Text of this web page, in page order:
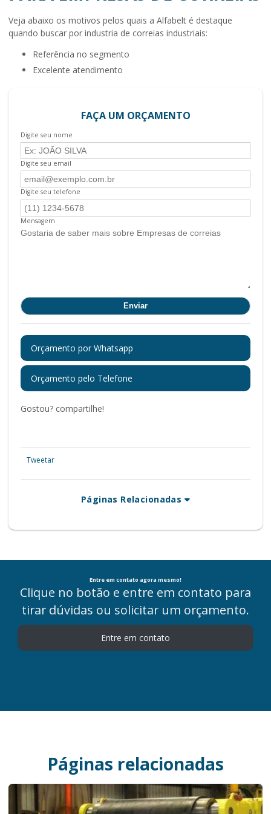
Veja abaixo os motivos pelos quais a Alfabelt é destaque
quando buscar por industria de correias industriais:
referência no segmento
excelente atendimento
FAÇA UM ORÇAMENTO
Digite seu nome
Digite seu email
Digite seu telefone
Mensagem
Orçamento por Whatsapp
Orçamento pelo Telefone
Gostou? compartilhe!
Tweetar
Páginas Relacionadas
Entre em contato agora mesmo!
Clique no botão e entre em contato para
tirar dúvidas ou solicitar um orçamento.
Entre em contato
Páginas relacionadas